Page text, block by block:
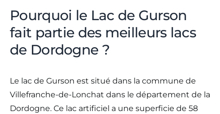
Pourquoi le Lac de Gurson
fait partie des meilleurs lacs
de Dordogne ?
Le lac de Gurson est situé dans la commune de
Villefranche-de-Lonchat dans le département de la
Dordogne. Ce lac artificiel a une superficie de 58